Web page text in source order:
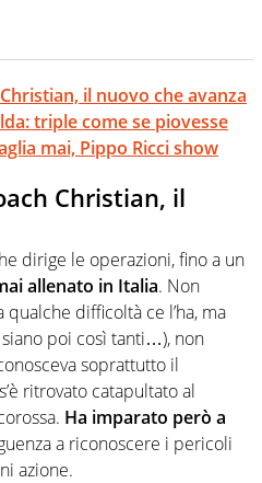
il nuovo che avanza
triple come se piovesse
mai, Pippo Ricci show
Christian, il
dirige le operazioni, fino a un
allenato in Italia. Non
difficoltà ce l’ha, ma
poi così tanti…), non
soprattutto il
ritrovato catapultato al
Ha imparato però a
a riconoscere i pericoli
azione.